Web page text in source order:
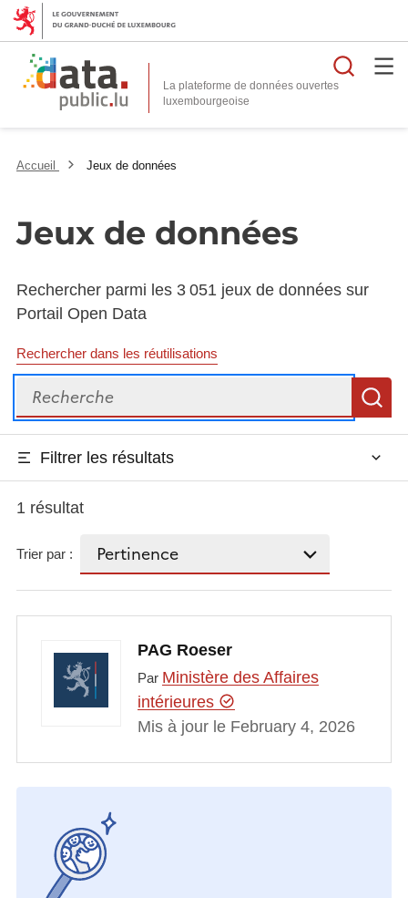
La plateforme de données ouvertes
Accueil Jeux de données
Jeux de données
Rechercher parmi les 3 051 jeux de données sur
Portail Open Data
Rechercher dans les réutilisations
Recherche
Filtrer les résultats
1 résultat
Trier par :
PAG Roeser
Par Ministère des Affaires
intérieures
Mis à jour le February 4, 2026